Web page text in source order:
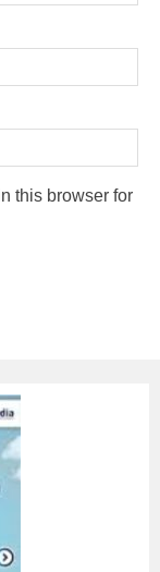
this browser for